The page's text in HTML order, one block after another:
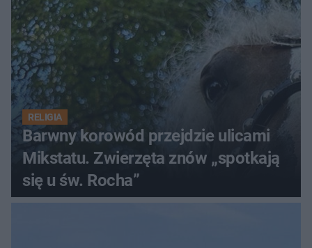
RELIGIA
Barwny korowód przejdzie ulicami
Mikstatu. Zwierzęta znów „spotkają
się u św. Rocha”